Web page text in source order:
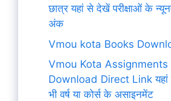
छात्र यहां से देखें परीक्षाओं के
अंक
Vmou kota Books
Vmou Kota Assignments
Download Direct Link यहां
भी वर्ष या कोर्स के असाइनमेंट